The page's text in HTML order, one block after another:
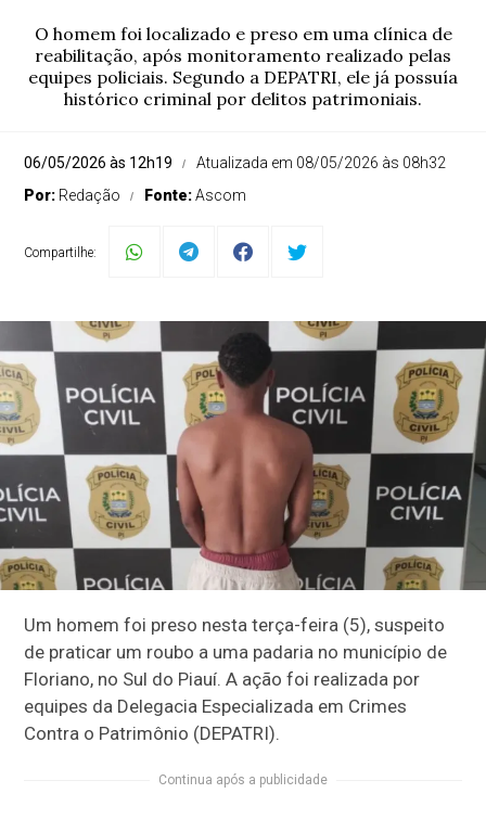
O homem foi localizado e preso em uma clínica de
reabilitação, após monitoramento realizado pelas
equipes policiais. Segundo a DEPATRI, ele já possuía
histórico criminal por delitos patrimoniais.
06/05/2026 às 12h19
Atualizada em 08/05/2026 às 08h32
Por: Redação Fonte:Ascom
Compartilhe:
Um homem foi preso nesta terça-feira (5), suspeito
de praticar um roubo a uma padaria no município de
Floriano, no Sul do Piauí. A ação foi realizada por
equipes da Delegacia Especializada em Crimes
Contra o Patrimônio (DEPATRI).
Continua após a publicidade